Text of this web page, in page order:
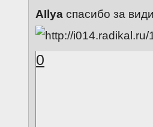
AIlya спасибо за
0